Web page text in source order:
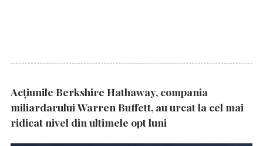
Acțiunile Berkshire Hathaway, compania
miliardarului Warren Buffett, au urcat la cel mai
ridicat nivel din ultimele opt luni